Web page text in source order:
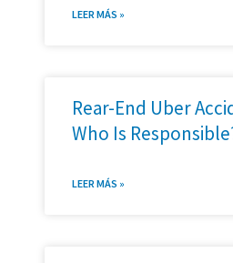
LEER MÁS »
Rear-End Uber
Who Is
LEER MÁS »